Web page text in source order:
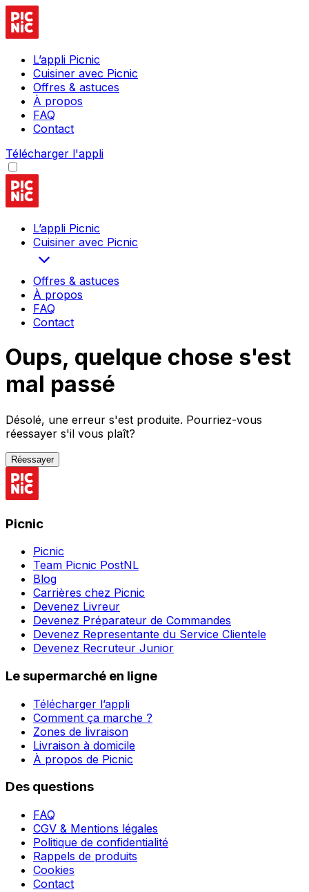
L’appli Picnic
Cuisiner avec Picnic
Offres & astuces
À propos
FAQ
Contact
Télécharger l'appli
L’appli Picnic
Cuisiner avec Picnic
Offres & astuces
À propos
FAQ
Contact
Oups, quelque chose s'est
mal passé
Désolé, une erreur s'est produite. Pourriez-vous
réessayer s'il vous plaît?
Réessayer
Picnic
Picnic
Team Picnic PostNL
Blog
Carrières chez Picnic
Devenez Livreur
Devenez Préparateur de Commandes
Devenez Representante du Service Clientele
Devenez Recruteur Junior
Le supermarché en ligne
Télécharger l’appli
Comment ça marche ?
Zones de livraison
Livraison à domicile
À propos de Picnic
Des questions
FAQ
CGV & Mentions légales
Politique de confidentialité
Rappels de produits
Cookies
Contact